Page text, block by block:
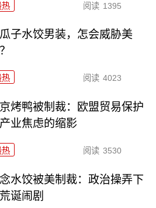
热 阅读 1395
子水饺男装，怎会威胁美
热 阅读 4023
烤鸭被制裁：欧盟贸易保护
业焦虑的缩影
热 阅读 3530
水饺被美制裁：政治操弄下
诞闹剧